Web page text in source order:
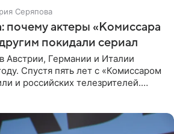
Серяпова
почему актеры «Комиссара
покидали сериал
Австрии, Германии и Италии
Спустя пять лет с «Комиссаром
и российских телезрителей.